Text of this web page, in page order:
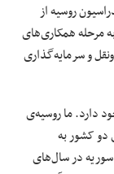
روسیه از
مرحله همکاری‌های
و سرمایه‌گذاری
دارد. ما روسیه‌ی
دو کشور به
در سال‌های